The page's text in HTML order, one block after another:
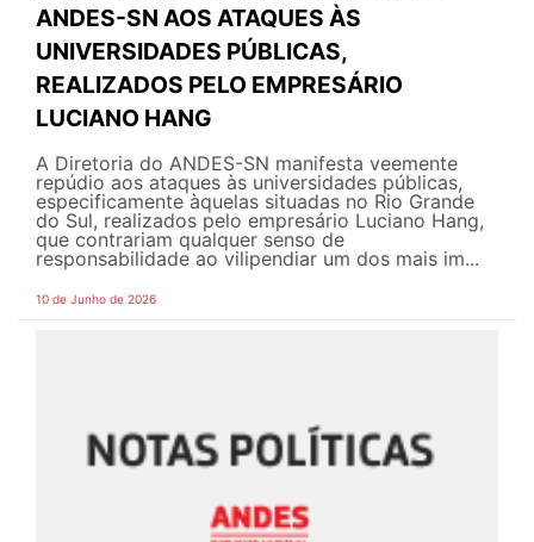
ANDES-SN AOS ATAQUES ÀS
UNIVERSIDADES PÚBLICAS,
REALIZADOS PELO EMPRESÁRIO
LUCIANO HANG
A Diretoria do ANDES-SN manifesta veemente
repúdio aos ataques às universidades públicas,
especificamente àquelas situadas no Rio Grande
do Sul, realizados pelo empresário Luciano Hang,
que contrariam qualquer senso de
responsabilidade ao vilipendiar um dos mais im...
10 de Junho de 2026